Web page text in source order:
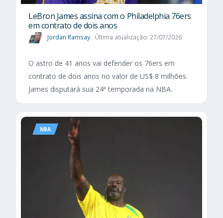
LeBron James assina com o Philadelphia 76ers
em contrato de dois anos
Jordan Ramsay Última atualização: 27/07/2026
O astro de 41 anos vai defender os 76ers em
contrato de dois anos no valor de US$ 8 milhões.
James disputará sua 24ª temporada na NBA.
NBA